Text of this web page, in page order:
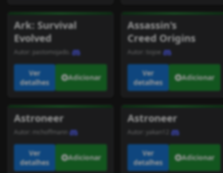
Ark: Survival
Evolved
Autor: pastomojado.
Ver
detalhes
Adicionar
Assassin's
Creed Origins
Autor: tiojoe
Ver
detalhes
Adicionar
Astroneer
Autor: mr.hoffmann
Ver
detalhes
Adicionar
Astroneer
Autor: yakan12
Ver
detalhes
Adicionar